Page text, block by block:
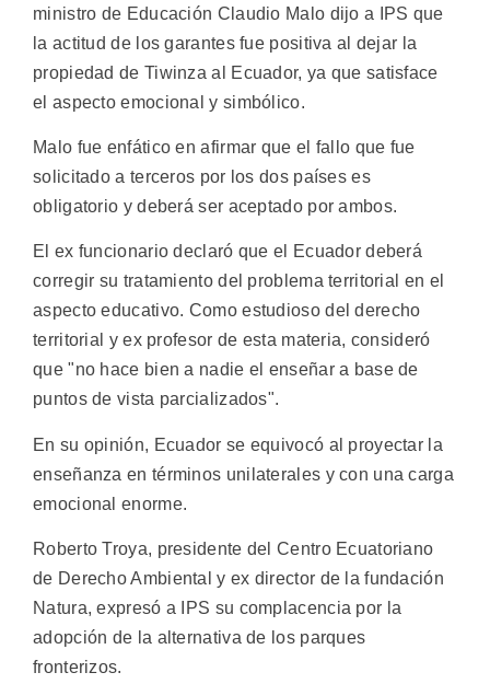
ministro de Educación Claudio Malo dijo a IPS que
la actitud de los garantes fue positiva al dejar la
propiedad de Tiwinza al Ecuador, ya que satisface
el aspecto emocional y simbólico.
Malo fue enfático en afirmar que el fallo que fue
solicitado a terceros por los dos países es
obligatorio y deberá ser aceptado por ambos.
El ex funcionario declaró que el Ecuador deberá
corregir su tratamiento del problema territorial en el
aspecto educativo. Como estudioso del derecho
territorial y ex profesor de esta materia, consideró
que "no hace bien a nadie el enseñar a base de
puntos de vista parcializados".
En su opinión, Ecuador se equivocó al proyectar la
enseñanza en términos unilaterales y con una carga
emocional enorme.
Roberto Troya, presidente del Centro Ecuatoriano
de Derecho Ambiental y ex director de la fundación
Natura, expresó a IPS su complacencia por la
adopción de la alternativa de los parques
fronterizos.